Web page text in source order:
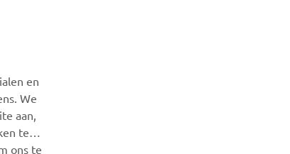
eerste die meer te weten komt over de nieuwste
evenementen, nieuwe producten en nog veel
en
We
aan,
te
ons te